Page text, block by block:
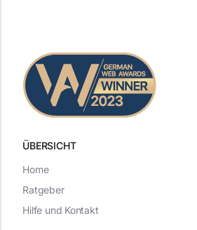
ÜBERSICHT
Home
Ratgeber
Hilfe und Kontakt